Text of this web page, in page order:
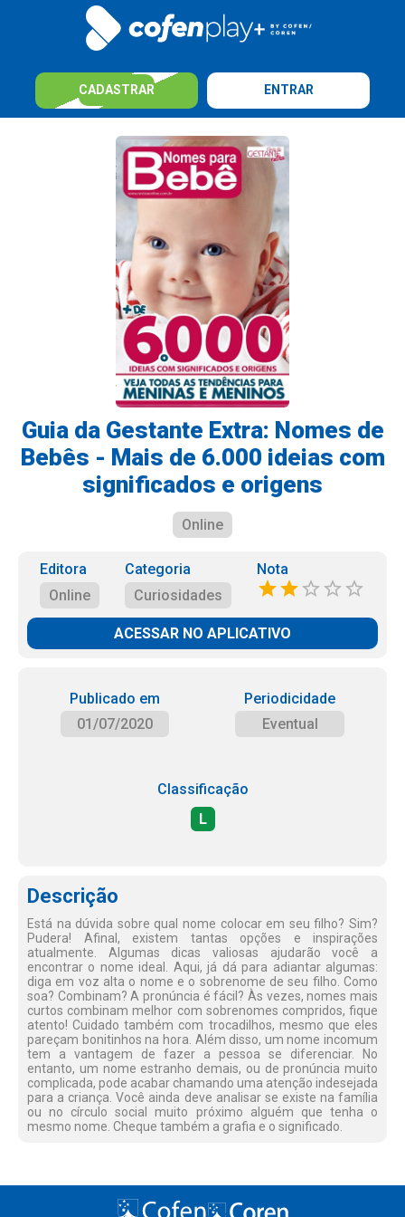
CADASTRAR ENTRAR
Guia da Gestante Extra: Nomes de
Bebês - Mais de 6.000 ideias com
significados e origens
Online
Editora
Online
Categoria
Curiosidades
Nota
ACESSAR NO APLICATIVO
Publicado em
01/07/2020
Periodicidade
Eventual
Classificação
L
Descrição
Está na dúvida sobre qual nome colocar em seu filho? Sim?
Pudera! Afinal, existem tantas opções e inspirações
atualmente. Algumas dicas valiosas ajudarão você a
encontrar o nome ideal. Aqui, já dá para adiantar algumas:
diga em voz alta o nome e o sobrenome de seu filho. Como
soa? Combinam? A pronúncia é fácil? Às vezes, nomes mais
curtos combinam melhor com sobrenomes compridos, fique
atento! Cuidado também com trocadilhos, mesmo que eles
pareçam bonitinhos na hora. Além disso, um nome incomum
tem a vantagem de fazer a pessoa se diferenciar. No
entanto, um nome estranho demais, ou de pronúncia muito
complicada, pode acabar chamando uma atenção indesejada
para a criança. Você ainda deve analisar se existe na família
ou no círculo social muito próximo alguém que tenha o
mesmo nome. Cheque também a grafia e o significado.